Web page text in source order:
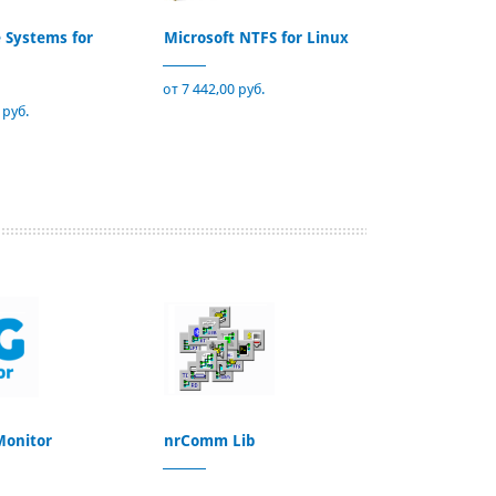
for Microsoft NTFS for Linux
от 7 442,00 руб.
nrComm Lib